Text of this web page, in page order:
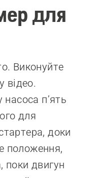
для
Виконуйте
відео.
п’ять
для
доки
положення,
поки двигун